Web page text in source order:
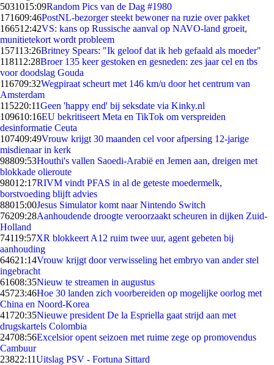
5031015:09Random Pics van de Dag #1980
171609:46PostNL-bezorger steekt bewoner na ruzie over pakket
166512:42VS: kans op Russische aanval op NAVO-land groeit,
munitietekort wordt probleem
157113:26Britney Spears: "Ik geloof dat ik heb gefaald als moeder"
118112:28Broer 135 keer gestoken en gesneden: zes jaar cel en tbs
voor doodslag Gouda
116709:32Wegpiraat scheurt met 146 km/u door het centrum van
Amsterdam
115220:11Geen 'happy end' bij seksdate via Kinky.nl
109610:16EU bekritiseert Meta en TikTok om verspreiden
desinformatie Ceuta
107409:49Vrouw krijgt 30 maanden cel voor afpersing 12-jarige
misdienaar in kerk
98809:53Houthi's vallen Saoedi-Arabië en Jemen aan, dreigen met
blokkade olieroute
98012:17RIVM vindt PFAS in al de geteste moedermelk,
borstvoeding blijft advies
88015:00Jesus Simulator komt naar Nintendo Switch
76209:28Aanhoudende droogte veroorzaakt scheuren in dijken Zuid-
Holland
74119:57XR blokkeert A12 ruim twee uur, agent gebeten bij
aanhouding
64621:14Vrouw krijgt door verwisseling het embryo van ander stel
ingebracht
61608:35Nieuw te streamen in augustus
45723:46Hoe 30 landen zich voorbereiden op mogelijke oorlog met
China en Noord-Korea
41720:35Nieuwe president De la Espriella gaat strijd aan met
drugskartels Colombia
24708:56Excelsior opent seizoen met ruime zege op promovendus
Cambuur
23822:11Uitslag PSV - Fortuna Sittard